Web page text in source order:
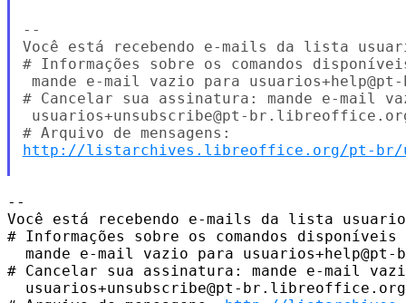
--
Você está recebendo e-mails da lista
# Informações sobre os comandos
mande e-mail vazio para
# Cancelar sua assinatura: mande e-mail
usuarios+unsubscribe@pt-
http://listarchives.libreoffice.org/pt-br/
--
Você está recebendo e-mails da lista
# Informações sobre os comandos
mande e-mail vazio para usuarios+help@pt-
# Cancelar sua assinatura: mande e-mail
  usuarios+unsubscribe@pt-br.libreoffice.org